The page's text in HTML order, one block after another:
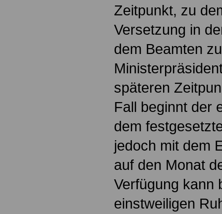
Zeitpunkt, zu
Versetzung in
dem Beamten
späteren
Fall beginnt der
dem
jedoch mit dem
auf den Monat
Verfügung kann
einstweiligen